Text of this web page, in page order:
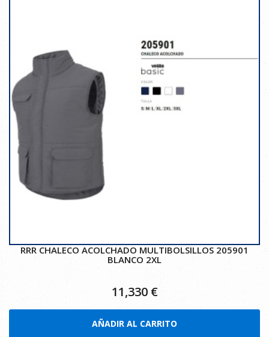
RRR CHALECO ACOLCHADO MULTIBOLSILLOS 205901
BLANCO 2XL
11,330€
AÑADIR AL CARRITO